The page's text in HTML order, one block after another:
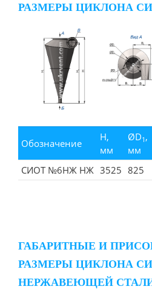
РАЗМЕРЫ ЦИКЛОНА
Обозначение
H,
мм
ØD1 ,
мм
СИОТ №6НЖ НЖ 3525 825
ГАБАРИТНЫЕ И
РАЗМЕРЫ ЦИКЛОНА
НЕРЖАВЕЮЩЕЙ